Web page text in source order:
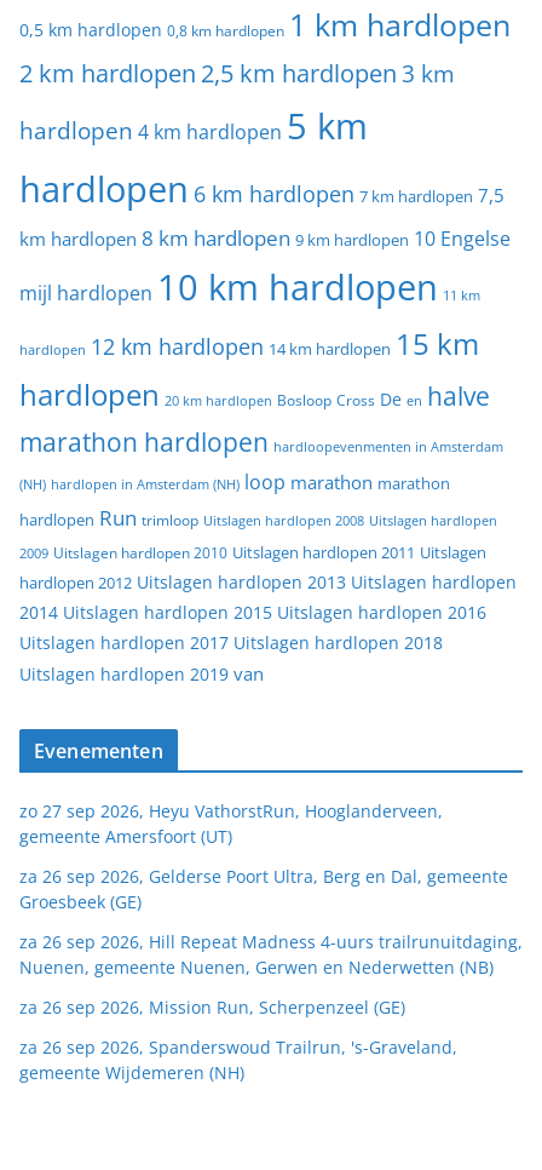
0,5 km hardlopen 0,8 km hardlopen 1 km hardlopen
2 km hardlopen 2,5 km hardlopen 3 km
hardlopen 4 km hardlopen 5 km
hardlopen 6 km hardlopen 7 km hardlopen 7,5
km hardlopen 8 km hardlopen 9 km hardlopen 10 Engelse
mijl hardlopen 10 km hardlopen 11 km
hardlopen 12 km hardlopen 14 km hardlopen 15 km
hardlopen 20 km hardlopen Bosloop Cross De en halve
marathon hardlopen hardloopevenmenten in Amsterdam
(NH) hardlopen in Amsterdam (NH) loop marathon marathon
hardlopen Run trimloop Uitslagen hardlopen 2008 Uitslagen hardlopen
2009 Uitslagen hardlopen 2010 Uitslagen hardlopen 2011 Uitslagen
hardlopen 2012 Uitslagen hardlopen 2013 Uitslagen hardlopen
2014 Uitslagen hardlopen 2015 Uitslagen hardlopen 2016
Uitslagen hardlopen 2017 Uitslagen hardlopen 2018
Uitslagen hardlopen 2019 van
Evenementen
zo 27 sep 2026, Heyu VathorstRun, Hooglanderveen,
gemeente Amersfoort (UT)
za 26 sep 2026, Gelderse Poort Ultra, Berg en Dal, gemeente
Groesbeek (GE)
za 26 sep 2026, Hill Repeat Madness 4-uurs trailrunuitdaging,
Nuenen, gemeente Nuenen, Gerwen en Nederwetten (NB)
za 26 sep 2026, Mission Run, Scherpenzeel (GE)
za 26 sep 2026, Spanderswoud Trailrun, 's-Graveland,
gemeente Wijdemeren (NH)